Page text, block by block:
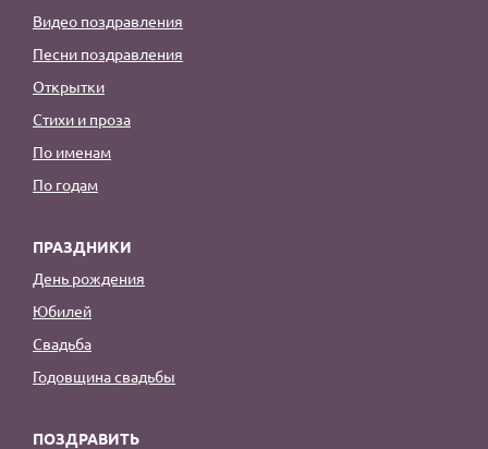
Видео поздравления
Песни поздравления
Открытки
Стихи и проза
По именам
По годам
ПРАЗДНИКИ
День рождения
Юбилей
Свадьба
Годовщина свадьбы
ПОЗДРАВИТЬ